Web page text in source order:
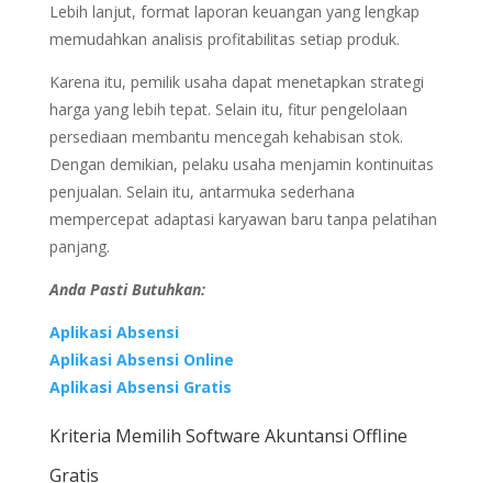
Lebih lanjut, format laporan keuangan yang lengkap
memudahkan analisis profitabilitas setiap produk.
Karena itu, pemilik usaha dapat menetapkan strategi
harga yang lebih tepat. Selain itu, fitur pengelolaan
persediaan membantu mencegah kehabisan stok.
Dengan demikian, pelaku usaha menjamin kontinuitas
penjualan. Selain itu, antarmuka sederhana
mempercepat adaptasi karyawan baru tanpa pelatihan
panjang.
Anda Pasti Butuhkan:
Aplikasi Absensi
Aplikasi Absensi Online
Aplikasi Absensi Gratis
Kriteria Memilih Software Akuntansi Offline
Gratis